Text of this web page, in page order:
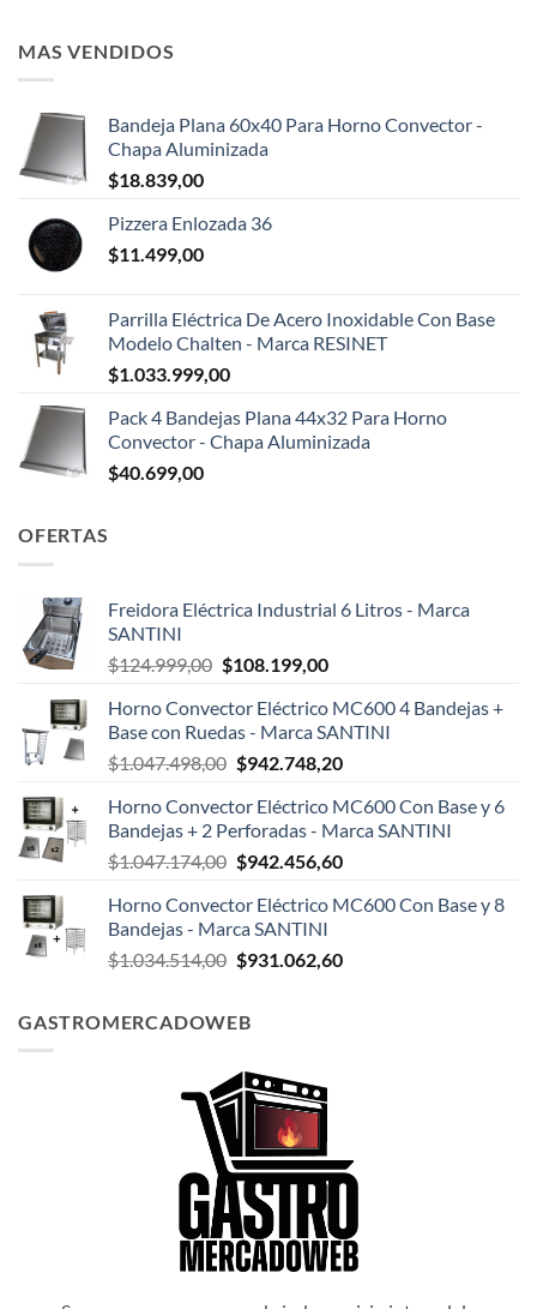
MAS VENDIDOS
Bandeja Plana 60x40 Para Horno Convector -
Chapa Aluminizada
$18.839,00
Pizzera Enlozada 36
$11.499,00
Parrilla Eléctrica De Acero Inoxidable Con Base
Modelo Chalten - Marca RESINET
$1.033.999,00
Pack 4 Bandejas Plana 44x32 Para Horno
Convector - Chapa Aluminizada
$40.699,00
OFERTAS
Freidora Eléctrica Industrial 6 Litros - Marca
SANTINI
$124.999,00 El
original
era:
$124.999,00.
$108.199,00El
actual
es:
$108.199,00.
Horno Convector Eléctrico MC600 4 Bandejas +
Base con Ruedas - Marca SANTINI
$1.047.498,00 El
original
era:
$1.047.498,00.
$942.748,20El
actual
es:
$942.748,20.
Horno Convector Eléctrico MC600 Con Base y 6
Bandejas + 2 Perforadas - Marca SANTINI
$1.047.174,00 El
original
era:
$1.047.174,00.
$942.456,60El
actual
$942.456,60.
Horno Convector Eléctrico MC600 Con Base y 8
Bandejas - Marca SANTINI
$1.034.514,00 El
era:
$931.062,60El
GASTROMERCADOWEB